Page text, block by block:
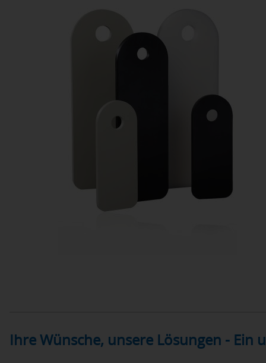
Ihre Wünsche, unsere Lösungen -